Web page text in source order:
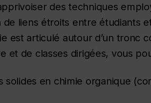
des techniques
liens étroits entre étudiants
est articulé autour d’un tronc
et de classes dirigées, vous
solides en chimie organique